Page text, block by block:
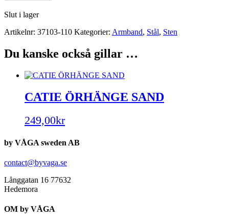
Slut i lager
Artikelnr: 37103-110 Kategorier: Armband, Stål, Sten
Du kanske också gillar …
CATIE ÖRHÄNGE SAND
249,00kr
by VÅGA sweden AB
contact@byvaga.se
Långgatan 16 77632
Hedemora
OM by VÅGA